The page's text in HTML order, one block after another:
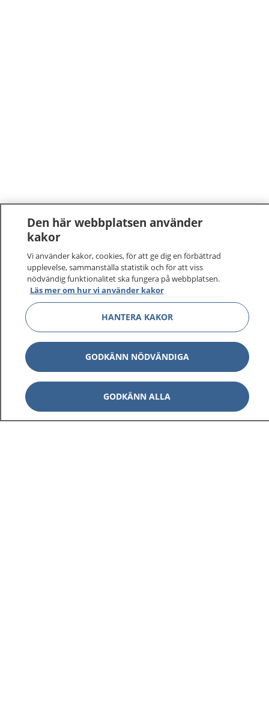
Den här webbplatsen använder
kakor
Vi använder kakor, cookies, för att ge dig en förbättrad
upplevelse, sammanställa statistik och för att viss
nödvändig funktionalitet ska fungera på webbplatsen.
Läs mer om hur vi använder kakor
HANTERA KAKOR
GODKÄNN NÖDVÄNDIGA
GODKÄNN ALLA